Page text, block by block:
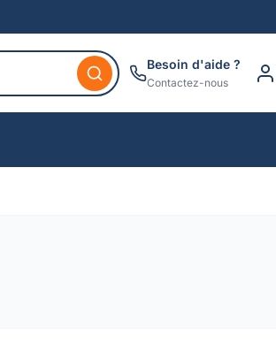
Besoin d'aide ?
Contactez-nous